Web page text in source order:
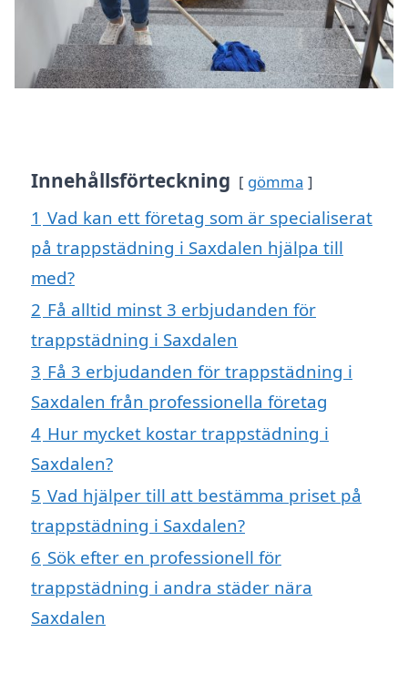
Innehållsförteckning gömma
1 Vad kan ett företag som är specialiserat
på trappstädning i Saxdalen hjälpa till
med?
2 Få alltid minst 3 erbjudanden för
trappstädning i Saxdalen
3 Få 3 erbjudanden för trappstädning i
Saxdalen från professionella företag
4 Hur mycket kostar trappstädning i
Saxdalen?
5 Vad hjälper till att bestämma priset på
trappstädning i Saxdalen?
6 Sök efter en professionell för
trappstädning i andra städer nära
Saxdalen